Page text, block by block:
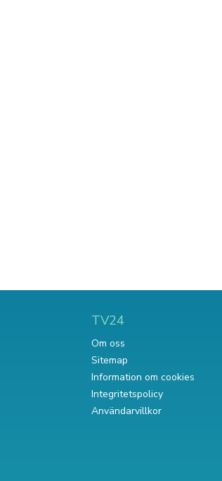
TV24
Om oss
Sitemap
Information om cookies
Integritetspolicy
Användarvillkor